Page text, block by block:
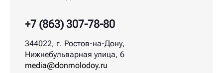
+7 (863) 307-78-80
344022, г. Ростов-на-Дону,
Нижнебульварная улица, 6
media@donmolodoy.ru